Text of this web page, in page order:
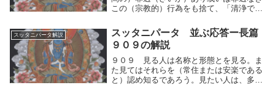
この（宗教的）行為をも捨て、「清浄であ
求めることもなく、それらにとらわれずに
行え。ー安らぎを固執することもなく。一
切の戒律や誓...
スッタニパータ解説
スッタニパータ 並ぶ応答ー長篇
９０９の解説
９０９ 見る人は名称と形態とを見る。ま
た見てはそれらを（常住または安楽である
と）認め知るであろう。見たい人は、多か